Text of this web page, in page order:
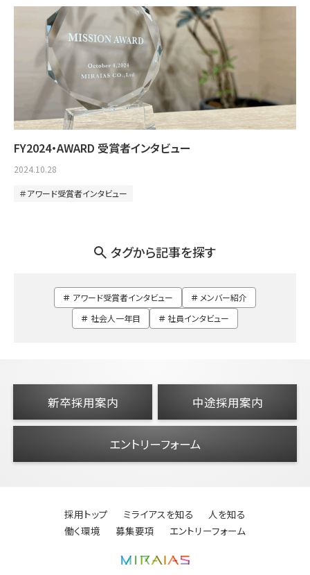
FY2024・AWARD 受賞者インタビュー
2024.10.28
アワード受賞者インタビュー
タグから記事を探す
アワード受賞者インタビュー
メンバー紹介
社会人一年目
社員インタビュー
新卒採⽤案内 中途採⽤案内
エントリーフォーム
採用トップ ミライアスを知る
人を知る
働く環境
募集要項 エントリーフォーム